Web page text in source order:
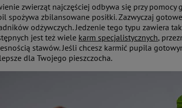
zwierząt najczęściej odbywa się przy
spożywa zbilansowane posiłki. Zazwyczaj
odżywczych. Jedzenie tego typu zawiera
jest też wiele karm specjalistycznych,
stawów. Jeśli chcesz karmić pupila
dla Twojego pieszczocha.